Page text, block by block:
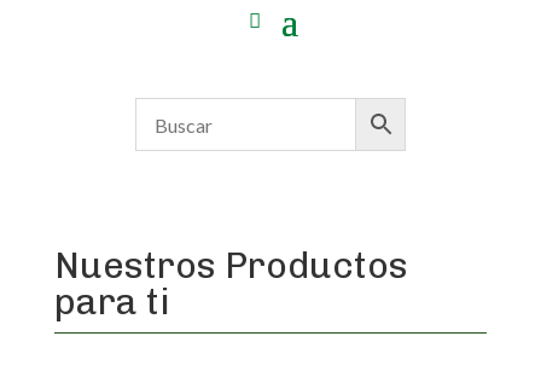
Nuestros Productos
para ti